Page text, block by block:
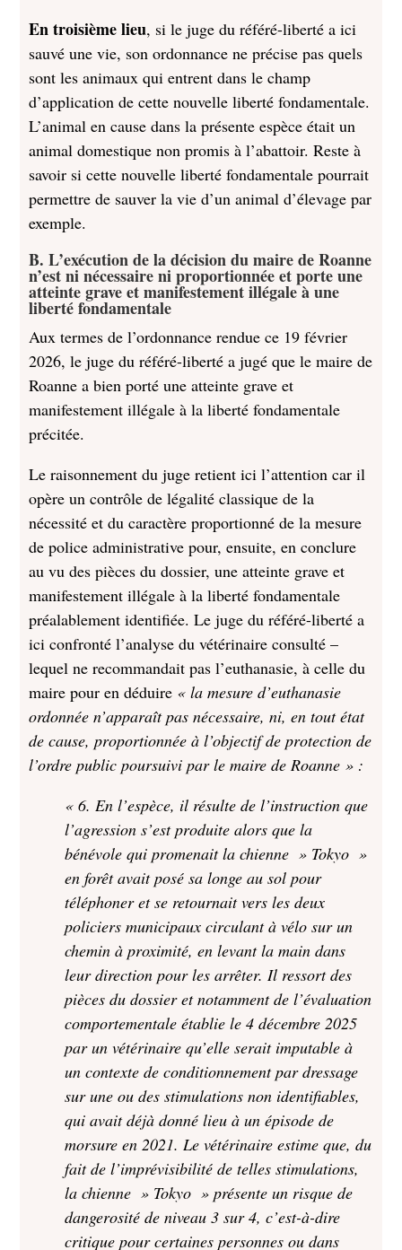
En troisième lieu, si le juge du référé-liberté a ici
sauvé une vie, son ordonnance ne précise pas quels
sont les animaux qui entrent dans le champ
d’application de cette nouvelle liberté fondamentale.
L’animal en cause dans la présente espèce était un
animal domestique non promis à l’abattoir. Reste à
savoir si cette nouvelle liberté fondamentale pourrait
permettre de sauver la vie d’un animal d’élevage par
exemple.
B. L’exécution de la décision du maire de Roanne
n’est ni nécessaire ni proportionnée et porte une
atteinte grave et manifestement illégale à une
liberté fondamentale
Aux termes de l’ordonnance rendue ce 19 février
2026, le juge du référé-liberté a jugé que le maire de
Roanne a bien porté une atteinte grave et
manifestement illégale à la liberté fondamentale
précitée.
Le raisonnement du juge retient ici l’attention car il
opère un contrôle de légalité classique de la
nécessité et du caractère proportionné de la mesure
de police administrative pour, ensuite, en conclure
au vu des pièces du dossier, une atteinte grave et
manifestement illégale à la liberté fondamentale
préalablement identifiée. Le juge du référé-liberté a
ici confronté l’analyse du vétérinaire consulté –
lequel ne recommandait pas l’euthanasie, à celle du
maire pour en déduire « la mesure d’euthanasie
ordonnée n’apparaît pas nécessaire, ni, en tout état
de cause, proportionnée à l’objectif de protection de
l’ordre public poursuivi par le maire de Roanne » :
« 6. En l’espèce, il résulte de l’instruction que
l’agression s’est produite alors que la
bénévole qui promenait la chienne » Tokyo »
en forêt avait posé sa longe au sol pour
téléphoner et se retournait vers les deux
policiers municipaux circulant à vélo sur un
chemin à proximité, en levant la main dans
leur direction pour les arrêter. Il ressort des
pièces du dossier et notamment de l’évaluation
comportementale établie le 4 décembre 2025
par un vétérinaire qu’elle serait imputable à
un contexte de conditionnement par dressage
sur une ou des stimulations non identifiables,
qui avait déjà donné lieu à un épisode de
morsure en 2021. Le vétérinaire estime que, du
fait de l’imprévisibilité de telles stimulations,
la chienne » Tokyo » présente un risque de
dangerosité de niveau 3 sur 4, c’est-à-dire
critique pour certaines personnes ou dans